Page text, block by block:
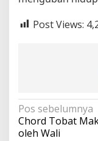
Post Views:
N
a
Pos sebelumnya
Chord Tobat
oleh Wali